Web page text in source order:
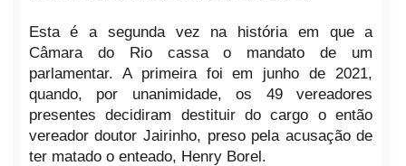
Esta é a segunda vez na história em que a
Câmara do Rio cassa o mandato de um
parlamentar. A primeira foi em junho de 2021,
quando, por unanimidade, os 49 vereadores
presentes decidiram destituir do cargo o então
vereador doutor Jairinho, preso pela acusação de
ter matado o enteado, Henry Borel.